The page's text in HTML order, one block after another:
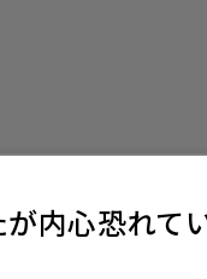
内心恐れて